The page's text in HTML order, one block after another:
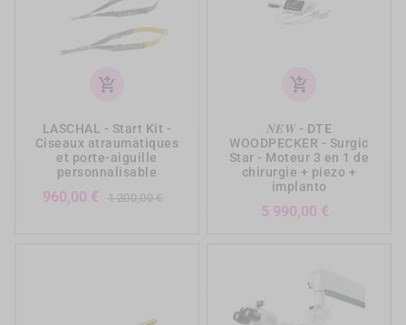
add_shopping_cart
LASCHAL - Start Kit -
Ciseaux atraumatiques
et porte-aiguille
personnalisable
960,00 € 1 200,00 €
add_shopping_cart
𝑵𝑬𝑾 - DTE
WOODPECKER - Surgic
Star - Moteur 3 en 1 de
chirurgie + piezo +
implanto
5 990,00 €